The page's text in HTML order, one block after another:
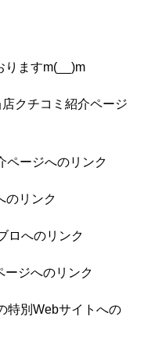
りますm(__)m
クチコミ紹介ページ
ページへのリンク
のリンク
ロへのリンク
ージへのリンク
特別Webサイトへの